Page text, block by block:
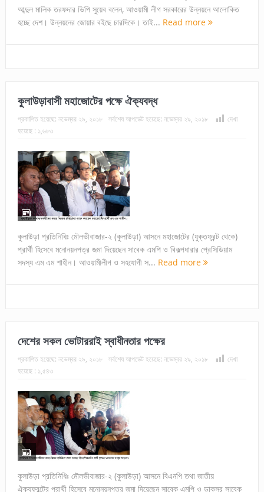
আব্দুল মালিক তরফদার ভিপি সুয়েব বলেন, আওয়ামী লীগ সরকারের উন্নয়নে আলোকিত
হচ্ছে দেশ। উন্নয়নের জোয়ার বইছে চারদিকে। তাই... Read more
কুলাউড়াবাসী মহাজোটের পক্ষে ঐক্যবদ্ধ
প্রকাশিত হয়েছে: নভেম্বর ২৯, ২০১৮ সর্বশেষ আপডেট হয়েছে: নভেম্বর ২৯, ২০১৮
দেখা
হয়েছে : ১,৬৮৩
কুলাউড়া প্রতিনিধিঃ মৌলভীবাজার-২ (কুলাউড়া) আসনে মহাজোটের (যুক্তফ্রন্ট থেকে)
প্রার্থী হিসেবে মনোনয়নপত্র জমা দিয়েছেন সাবেক এমপি ও বিকল্পধারার প্রেসিডিয়াম
সদস্য এম এম শাহীন। আওয়ামীলীগ ও সহযোগী স... Read more
দেশের সকল ভোটাররাই স্বাধীনতার পক্ষের
প্রকাশিত হয়েছে: নভেম্বর ২৯, ২০১৮ সর্বশেষ আপডেট হয়েছে: নভেম্বর ২৯, ২০১৮
দেখা
হয়েছে : ১,৫৪৩
কুলাউড়া প্রতিনিধিঃ মৌলভীবাজার-২ (কুলাউড়া) আসনে বিএনপি তথা জাতীয়
ঐক্যফ্রন্টের প্রার্থী হিসেবে মনোনয়নপত্র জমা দিয়েছেন সাবেক এমপি ও ডাকসুর সাবেক